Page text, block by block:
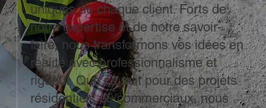
uniques de chaque client. Forts de
notre expertise et de notre savoir-
faire, nous transformons vos idées en
réalité avec professionnalisme et
rigueur. Que ce soit pour des projets
résidentiels ou commerciaux, nous